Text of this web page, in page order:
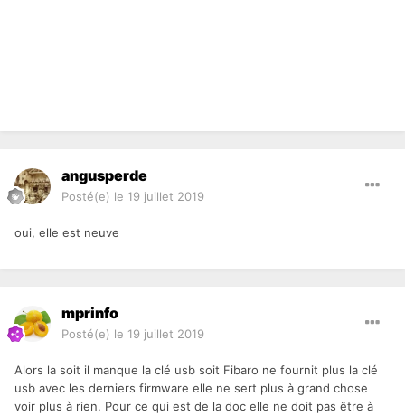
angusperde
Posté(e) le 19 juillet 2019
oui, elle est neuve
mprinfo
Posté(e) le 19 juillet 2019
Alors la soit il manque la clé usb soit Fibaro ne fournit plus la clé
usb avec les derniers firmware elle ne sert plus à grand chose
voir plus à rien. Pour ce qui est de la doc elle ne doit pas être à